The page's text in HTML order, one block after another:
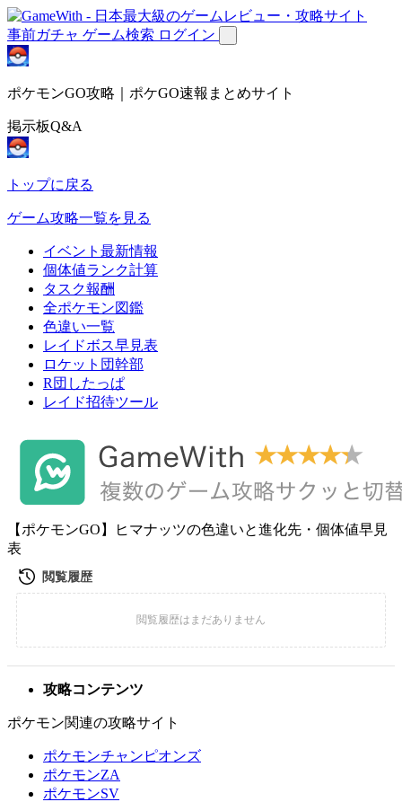
事前ガチャ ゲーム検索 ログイン
ポケモンGO攻略｜ポケGO速報まとめサイト
掲示板Q&A
トップに戻る
ゲーム攻略一覧を見る
イベント最新情報
個体値ランク計算
タスク報酬
全ポケモン図鑑
色違い一覧
レイドボス早見表
ロケット団幹部
R団したっぱ
レイド招待ツール
【ポケモンGO】ヒマナッツの色違いと進化先・個体値早見
表
攻略コンテンツ
ポケモン関連の攻略サイト
ポケモンチャンピオンズ
ポケモンZA
ポケモンSV